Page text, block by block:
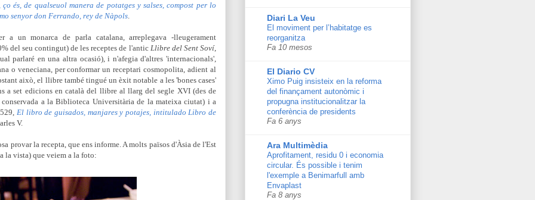
és, de qualseuol manera de potatges y salses, compost per lo
senyor don Ferrando, rey de Nàpols.
un monarca de parla catalana, arreplegava -lleugerament
del seu contingut) de les receptes de l'antic Llibre del Sent Soví,
parlaré en una altra ocasió), i n'afegia d'altres 'internacionals',
o veneciana, per conformar un receptari cosmopolita, adient al
això, el llibre també tingué un èxit notable a les 'bones cases'
a set edicions en català del llibre al llarg del segle XVI (des de
a la Biblioteca Universitària de la mateixa ciutat) i a
El libro de guisados, manjares y potajes, intitulado Libro de
V.
provar la recepta, que ens informe. A molts països d'Àsia de l'Est
la vista) que veiem a la foto:
Diari La Veu
El moviment per l’habitatge es
reorganitza
Fa 10 mesos
El Diario CV
Ximo Puig insisteix en la reforma
del finançament autonòmic i
propugna institucionalitzar la
conferència de presidents
Fa 6 anys
Ara Multimèdia
Aprofitament, residu 0 i economia
circular. És possible i tenim
l'exemple a Benimarfull amb
Envaplast
Fa 8 anys